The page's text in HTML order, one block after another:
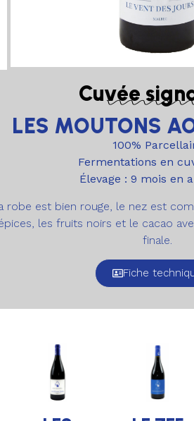
Cuvée
LES MOUTONS
100%
Fermentations en
Élevage : 9 mois en
robe est bien rouge, le nez est
les fruits noirs et le cacao
finale.
Fiche